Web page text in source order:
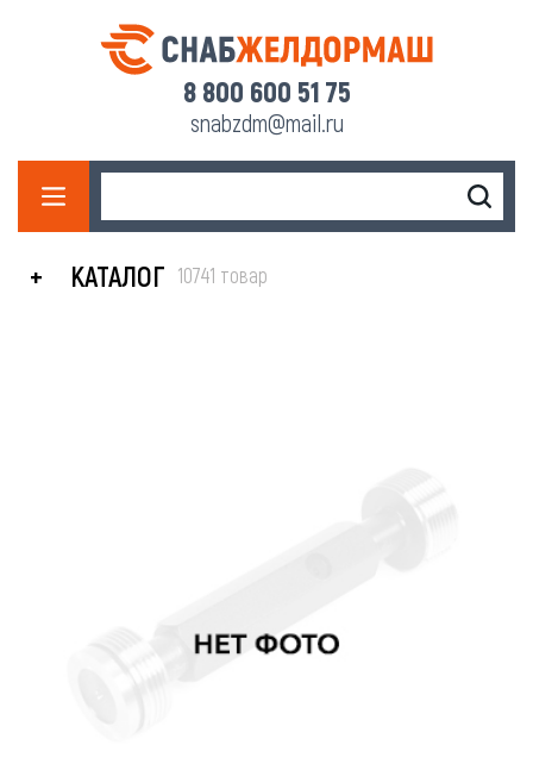
8 800 600 51 75
snabzdm@mail.ru
КАТАЛОГ 10741 товар